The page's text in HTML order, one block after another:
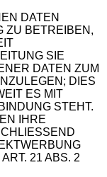
DATEN
ZU BETREIBEN,
SIE
DATEN ZUM
DIES
ES MIT
STEHT.
IHRE
21 ABS. 2